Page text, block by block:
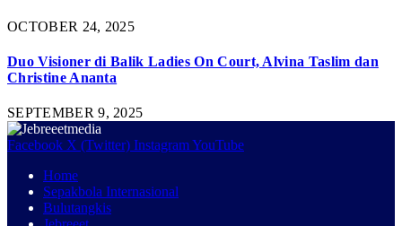
OCTOBER 24, 2025
Duo Visioner di Balik Ladies On Court, Alvina Taslim dan
Christine Ananta
SEPTEMBER 9, 2025
Facebook X (Twitter) InstagramYouTube
Home
Sepakbola Internasional
Bulutangkis